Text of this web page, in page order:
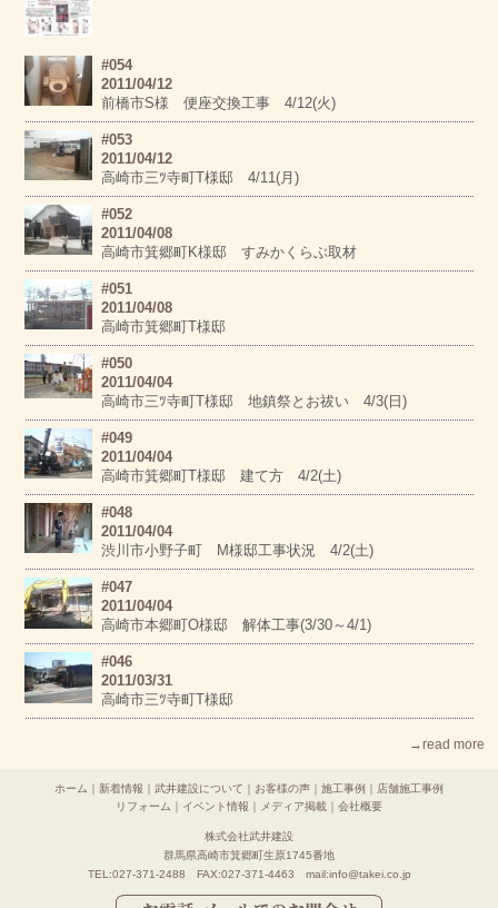
#054
2011/04/12
前橋市S様 便座交換工事 4/12(火)
#053
2011/04/12
高崎市三ﾂ寺町T様邸 4/11(月)
#052
2011/04/08
高崎市箕郷町K様邸 すみかくらぶ取材
#051
2011/04/08
高崎市箕郷町T様邸
#050
2011/04/04
高崎市三ﾂ寺町T様邸 地鎮祭とお祓い 4/3(日)
#049
2011/04/04
高崎市箕郷町T様邸 建て方 4/2(土)
#048
2011/04/04
渋川市小野子町 M様邸工事状況 4/2(土)
#047
2011/04/04
高崎市本郷町O様邸 解体工事(3/30～4/1)
#046
2011/03/31
高崎市三ﾂ寺町T様邸
→read more
ホーム 新着情報 武井建設について お客様の声 施工事例
店舗施工事例
リフォーム
イベント情報 メディア掲載 会社概要
株式会社武井建設
群馬県高崎市箕郷町生原1745番地
TEL:027-371-2488 FAX:027-371-4463 mail:info@takei.co.jp